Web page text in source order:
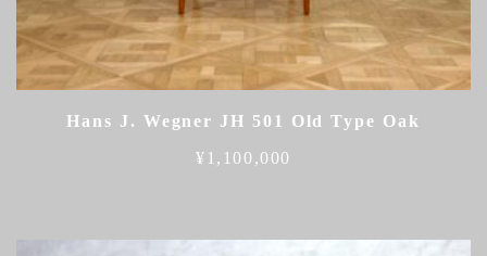
Hans J. Wegner JH 501 Old Type Oak
¥ 1,100,000